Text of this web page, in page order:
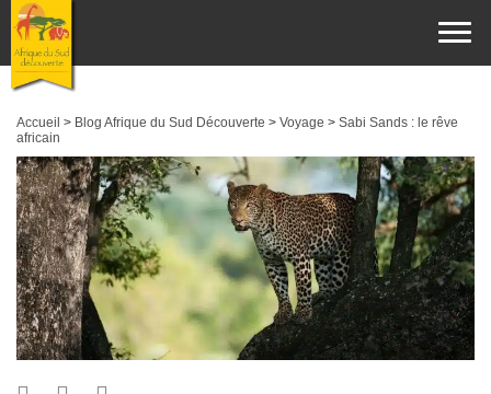
Accueil > Blog Afrique du Sud Découverte > Voyage > Sabi Sands : le rêve
africain